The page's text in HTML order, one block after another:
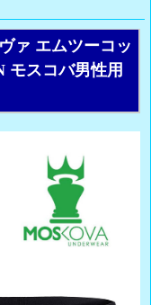
ァ エムツーコッ
モスコバ男性用